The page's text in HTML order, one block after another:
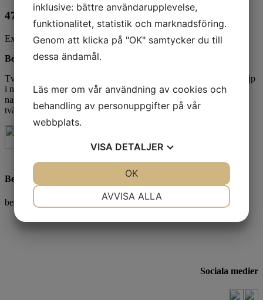
479
Exkl. moms
Beskrivning
Tvåfärgad tröja med knappar. Krage med kontrastrand. Kontrasttejp
i nacken. 2x2 ribbslut vid ärmarna och nederkanten. Avrivbar
nacketikett och separat storleksetikett. I vänster sidosöm finns
tvättchipficka. Oeko-Tex 100-certifierad. r
Beatrice Bornius
bea@beprofil.se
Sociala medier
inklusive: bättre användarupplevelse,
funktionalitet, statistik och marknadsföring.
Genom att klicka på "OK" samtycker du till
dessa ändamål.
Läs mer om vår användning av cookies och
behandling av personuppgifter på vår
webbplats.
VISA DETALJER
AVVISA ALLA
OK